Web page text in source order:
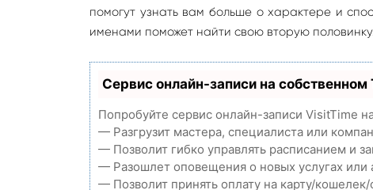
помогут узнать вам больше о характере и
именами поможет найти свою вторую
Сервис онлайн-записи на
Попробуйте сервис онлайн-записи VisitTime
— Разгрузит мастера, специалиста или
— Позволит гибко управлять расписанием и
— Разошлет оповещения о новых услугах или
— Позволит принять оплату на карту/кошелек/